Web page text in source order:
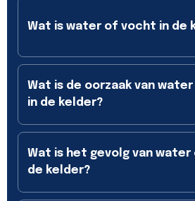
Wat is water of vocht in de
Wat is de oorzaak van
in de kelder?
Wat is het gevolg van
de kelder?